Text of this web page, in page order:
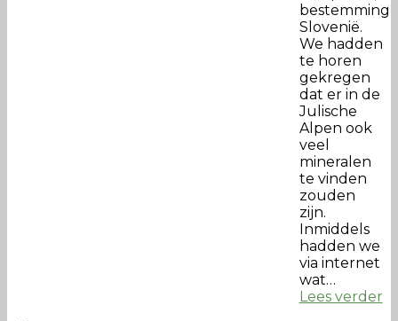
bestemming
Slovenië.
We hadden
te horen
gekregen
dat er in de
Julische
Alpen ook
veel
mineralen
te vinden
zouden
zijn.
Inmiddels
hadden we
via internet
wat…
Lees verder